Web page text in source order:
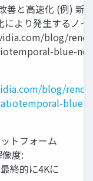
善と高速化 (例) 新
により発生するノイ
blog/
blue-
blog/
blue-
トフォーム
度:
終的に4Kに